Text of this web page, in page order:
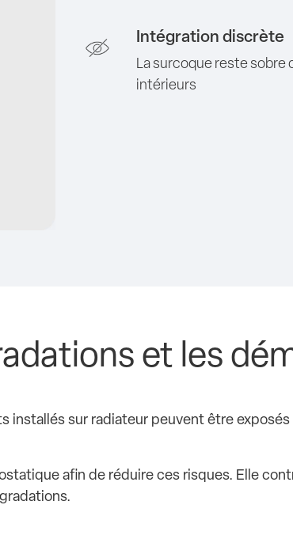
Intégration discrète
La surcoque reste sobre
intérieurs
et les
sur radiateur peuvent être
afin de réduire ces risques. Elle